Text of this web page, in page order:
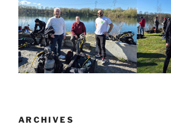
ARCHIVES